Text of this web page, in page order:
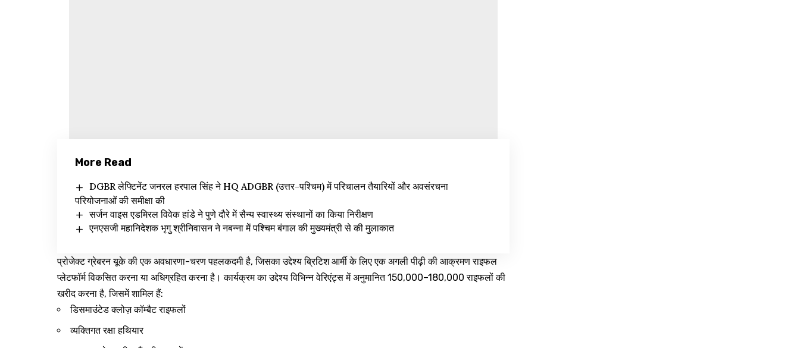
More Read
DGBR लेफ्टिनेंट जनरल हरपाल सिंह ने HQ ADGBR (उत्तर-पश्चिम) में परिचालन तैयारियों और अवसंरचना
परियोजनाओं की समीक्षा की
सर्जन वाइस एडमिरल विवेक हांडे ने पुणे दौरे में सैन्य स्वास्थ्य संस्थानों का किया निरीक्षण
एनएसजी महानिदेशक भृगु श्रीनिवासन ने नबन्ना में पश्चिम बंगाल की मुख्यमंत्री से की मुलाकात
प्रोजेक्ट ग्रेबरन यूके की एक अवधारणा-चरण पहलकदमी है, जिसका उद्देश्य ब्रिटिश आर्मी के लिए एक अगली पीढ़ी की आक्रमण राइफल
प्लेटफॉर्म विकसित करना या अधिग्रहित करना है। कार्यक्रम का उद्देश्य विभिन्न वेरिएंट्स में अनुमानित 150,000–180,000 राइफलों की
खरीद करना है, जिसमें शामिल हैं:
डिसमाउंटेड क्लोज़ कॉम्बैट राइफलों
व्यक्तिगत रक्षा हथियार